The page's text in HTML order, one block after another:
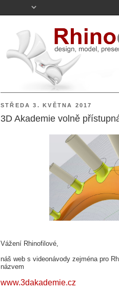
STŘEDA 3. KVĚTNA 2017
3D Akademie volně
Vážení Rhinofilové,
náš web s videonávody zejména pro
názvem
www.3dakademie.cz